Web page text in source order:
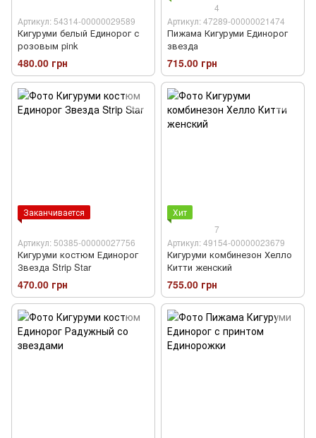
Артикул: 54314-00000029589
Кигуруми белый Единорог с
розовым pink
480.00 грн
4
Артикул: 47289-00000021474
Пижама Кигуруми Единорог
звезда
715.00 грн
Заканчивается
Артикул: 50385-00000027756
Кигуруми костюм Единорог
Звезда Strip Star
470.00 грн
Хит
7
Артикул: 49154-00000023679
Кигуруми комбинезон Хелло
Китти женский
755.00 грн